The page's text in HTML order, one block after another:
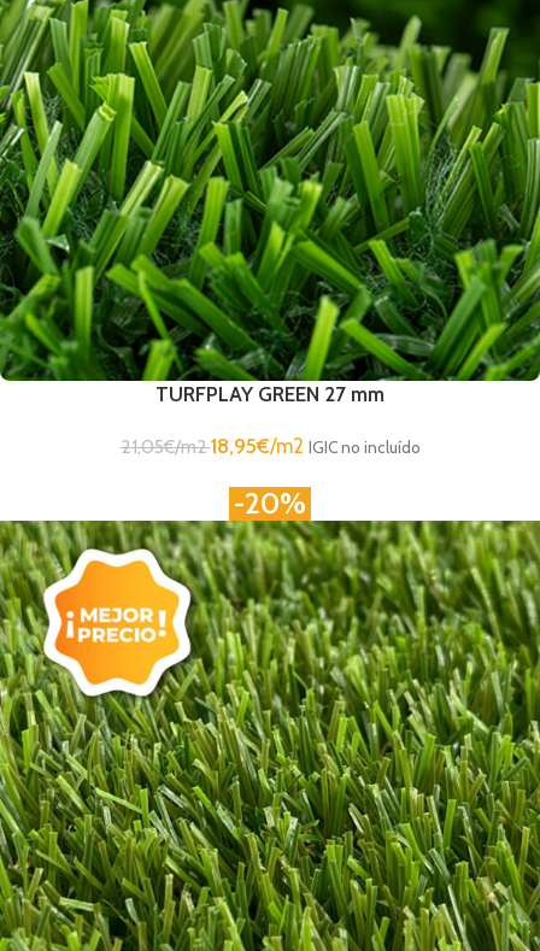
TURFPLAY GREEN 27 mm
21,05€/m218,95€/m2 IGIC no incluído
-20%